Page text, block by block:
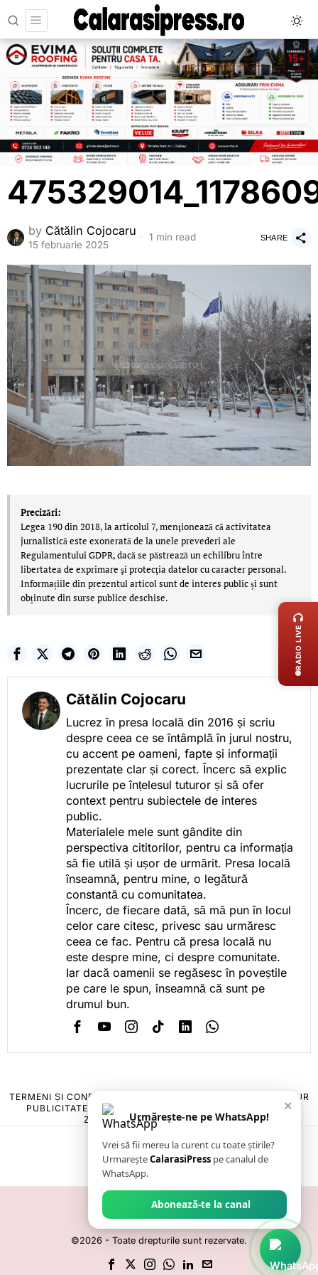
by Cătălin Cojocaru
15 februarie 2025
1 min read SHARE
Precizări:
Legea 190 din 2018, la articolul 7, menţionează că activitatea
jurnalistică este exonerată de la unele prevederi ale
Regulamentului GDPR, dacă se păstrează un echilibru între
libertatea de exprimare şi protecţia datelor cu caracter personal.
Informațiile din prezentul articol sunt de interes public și sunt
obținute din surse publice deschise.
Cătălin Cojocaru
Lucrez în presa locală din 2016 și scriu
despre ceea ce se întâmplă în jurul nostru,
cu accent pe oameni, fapte și informații
prezentate clar și corect. Încerc să explic
lucrurile pe înțelesul tuturor și să ofer
context pentru subiectele de interes
public.
Materialele mele sunt gândite din
perspectiva cititorilor, pentru ca informația
să fie utilă și ușor de urmărit. Presa locală
înseamnă, pentru mine, o legătură
constantă cu comunitatea.
Încerc, de fiecare dată, să mă pun în locul
celor care citesc, privesc sau urmăresc
ceea ce fac. Pentru că presa locală nu
este despre mine, ci despre comunitate.
Iar dacă oamenii se regăsesc în poveștile
pe care le spun, înseamnă că sunt pe
drumul bun.
TERMENI ȘI CONDIȚII
POLITICA DE ANULARE & RETUR
PUBLICITATE ONLINE & TIPĂRITĂ
CONTACT
ZIARUL ANUNȚUL CĂLĂRĂȘEAN
©2026 - Toate drepturile sunt rezervate.
×
Urmărește-ne pe WhatsApp!
Vrei să fii mereu la curent cu toate știrile?
UrmareșteCalarasiPress pe canalul de
WhatsApp.
Abonează-te la canal
RADIO LIVE